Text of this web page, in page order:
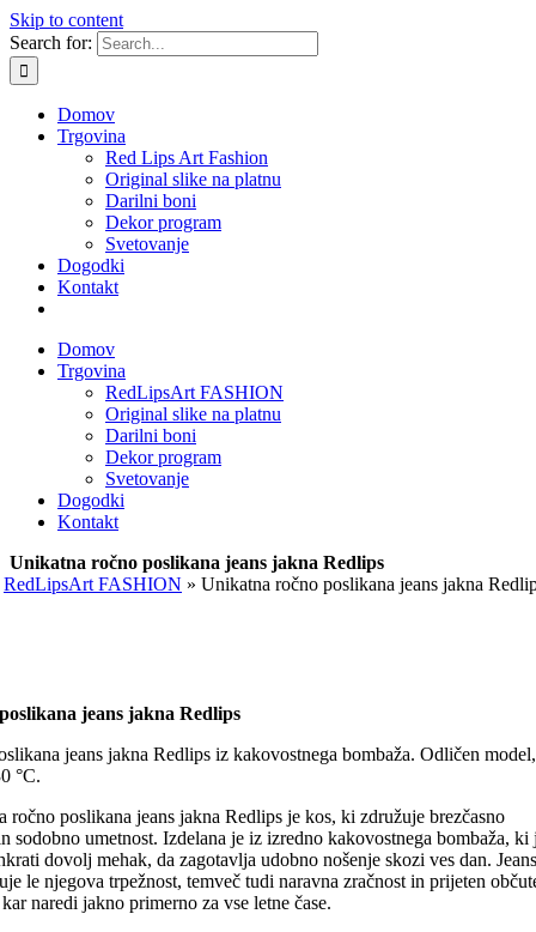
Skip to content
Search for:
Domov
Trgovina
Red Lips Art Fashion
Original slike na platnu
Darilni boni
Dekor program
Svetovanje
Dogodki
Kontakt
Domov
Trgovina
RedLipsArt FASHION
Original slike na platnu
Darilni boni
Dekor program
Svetovanje
Dogodki
Kontakt
Unikatna ročno poslikana jeans jakna Redlips
RedLipsArt FASHION » Unikatna ročno poslikana jeans jakna
jeans jakna Redlips
jeans jakna Redlips iz kakovostnega bombaža. Odličen
°C.
ročno poslikana jeans jakna Redlips je kos, ki združuje brezčasno
sodobno umetnost. Izdelana je iz izredno kakovostnega bombaža, ki
dovolj mehak, da zagotavlja udobno nošenje skozi ves dan.
le njegova trpežnost, temveč tudi naravna zračnost in prijeten
naredi jakno primerno za vse letne čase.